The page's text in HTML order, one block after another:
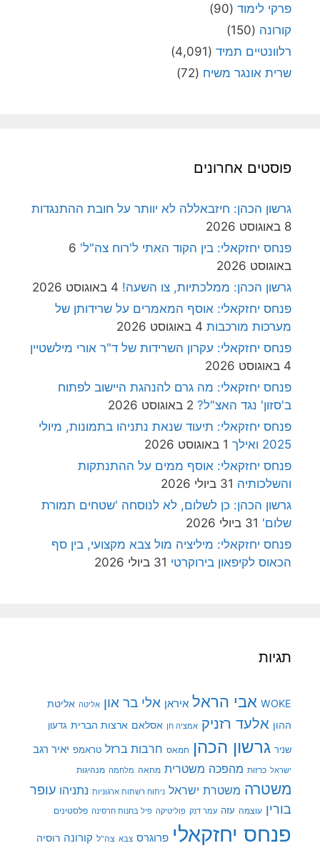
פרקי לימוד (90)
קורונה (150)
רלוונטיים תמיד (4,091)
שרית אונגר משיח (72)
פוסטים אחרונים
גרשון הכהן: חיזבאללה לא יוותר על חובת ההתנגדות
8 באוגוסט 2026
פנחס יחזקאלי: בין הקוד האתי ל'רוח צה"ל' 6
באוגוסט 2026
גרשון הכהן: ממלכתיות, צו השעה! 4 באוגוסט 2026
פנחס יחזקאלי: אוסף המאמרים על שרידותן של
מערכות מורכבות 4 באוגוסט 2026
פנחס יחזקאלי: עקרון השרידות של ד"ר אורי מילשטיין
4 באוגוסט 2026
פנחס יחזקאלי: מה גרם להנהגת היישוב לפתוח
ב'סזון' נגד האצ"ל? 2 באוגוסט 2026
פנחס יחזקאלי: תיעוד שנאת נתניהו בתמונות, מיולי
2025 ואילך
1 באוגוסט 2026
פנחס יחזקאלי: אוסף ממים על ההתנתקות
והשלכותיה 31 ביולי 2026
גרשון הכהן: כן לשלום, לא לנוסחה 'שטחים תמורת
שלום' 31 ביולי 2026
פנחס יחזקאלי: מיליציה מול צבא מקצועי, בין סף
הכאוס לקיפאון בירוקרטי 31 ביולי 2026
תגיות
WOKE אבי הראל איראן אלי בר און אליטה אליטת
ההון אלעד רזניק אמציה חן אסלאם ארצות הברית גדעון
שניר גרשון הכהן חמאס חרבות ברזל טראמפ יאיר רגב
ישראל כרזות מהפכה משטרית מחאה מלחמה מנהיגות
משטרה משטרת ישראל ניתוח רשתות ארגוניות נתניהו עופר
בורין עוצמה עזה עמר דנק פוליטיקה פיל בחנות חרסינה פלסטינים
פנחס יחזקאלי פרוגרס צבא צה"ל קורונה רוסיה